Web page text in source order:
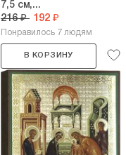
7,5 см,...
216 ₽ 192 ₽
Понравилось 7 людям
В КОРЗИНУ